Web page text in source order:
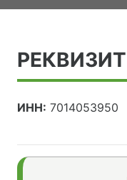
ИНН: 7014053950